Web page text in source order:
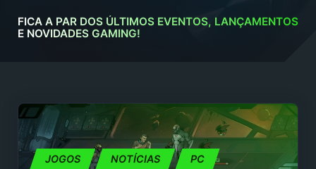
FICA A PAR DOS ÚLTIMOS EVENTOS, LANÇAMENTOS
E NOVIDADES GAMING!
JOGOS NOTÍCIAS PC